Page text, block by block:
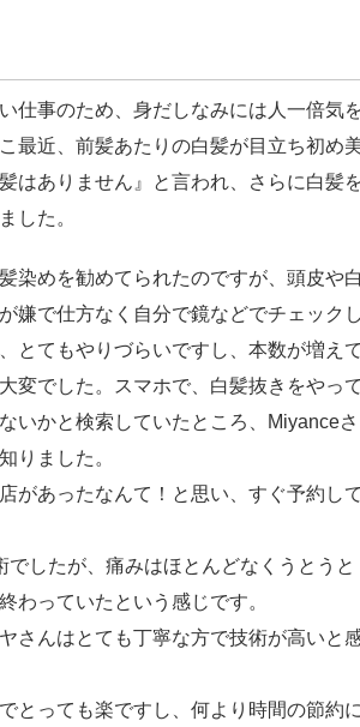
仕事のため、身だしなみには人一倍気
最近、前髪あたりの白髪が目立ち初め
はありません』と言われ、さらに白髪
した。
染めを勧めてられたのですが、頭皮や白
嫌で仕方なく自分で鏡などでチェックし
とてもやりづらいですし、本数が増えて
変でした。スマホで、白髪抜きをやって
いかと検索していたところ、Miyanceさ
りました。
があったなんて！と思い、すぐ予約して
でしたが、痛みはほとんどなくうとうと
わっていたという感じです。
さんはとても丁寧な方で技術が高いと
とっても楽ですし、何より時間の節約に